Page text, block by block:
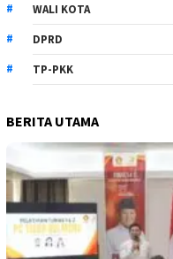
WALI KOTA
DPRD
TP-PKK
BERITA UTAMA